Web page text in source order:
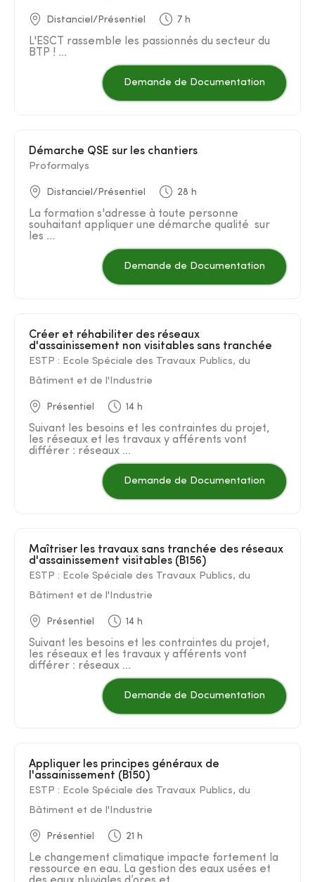
Distanciel/Présentiel 7 h
L'ESCT rassemble les passionnés du secteur du
BTP ! ...
Demande de Documentation
Démarche QSE sur les chantiers
Proformalys
Distanciel/Présentiel 28 h
La formation s'adresse à toute personne
souhaitant appliquer une démarche qualité sur
les ...
Demande de Documentation
Créer et réhabiliter des réseaux
d'assainissement non visitables sans tranchée
ESTP : Ecole Spéciale des Travaux Publics, du
Bâtiment et de l'Industrie
Présentiel 14 h
Suivant les besoins et les contraintes du projet,
les réseaux et les travaux y afférents vont
différer : réseaux ...
Demande de Documentation
Maîtriser les travaux sans tranchée des réseaux
d'assainissement visitables (B156)
ESTP : Ecole Spéciale des Travaux Publics, du
Bâtiment et de l'Industrie
Présentiel 14 h
Suivant les besoins et les contraintes du projet,
les réseaux et les travaux y afférents vont
différer : réseaux ...
Demande de Documentation
Appliquer les principes généraux de
l'assainissement (B150)
ESTP : Ecole Spéciale des Travaux Publics, du
Bâtiment et de l'Industrie
Présentiel 21 h
Le changement climatique impacte fortement la
ressource en eau. La gestion des eaux usées et